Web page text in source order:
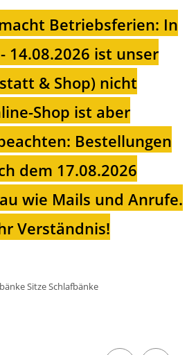
Betriebsferien: In
14.08.2026 ist unser
& Shop) nicht
Shop ist aber
Bestellungen
dem 17.08.2026
wie Mails und Anrufe.
Verständnis!
Sitze Schlafbänke